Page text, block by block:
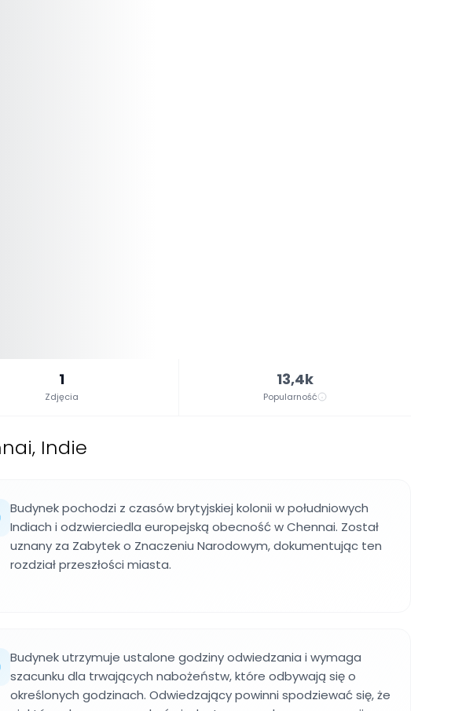
1
Zdjęcia
13,4k
Popularność
Indie
Budynek pochodzi z czasów brytyjskiej kolonii w południowych
Indiach i odzwierciedla europejską obecność w Chennai. Został
uznany za Zabytek o Znaczeniu Narodowym, dokumentując ten
rozdział przeszłości miasta.
Budynek utrzymuje ustalone godziny odwiedzania i wymaga
szacunku dla trwających nabożeństw, które odbywają się o
określonych godzinach. Odwiedzający powinni spodziewać się, że